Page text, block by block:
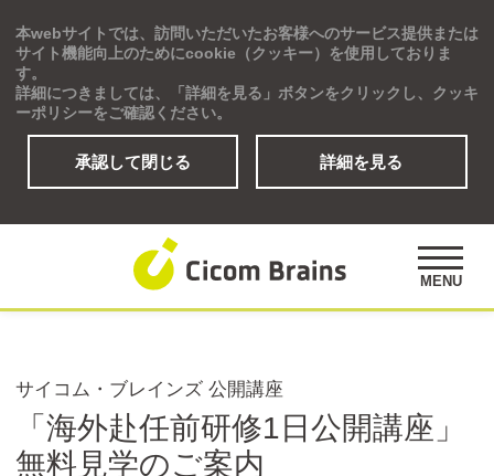
本webサイトでは、訪問いただいたお客様へのサービス提供または
サイト機能向上のためにcookie（クッキー）を使用しておりま
す。
詳細につきましては、「詳細を見る」ボタンをクリックし、クッキ
ーポリシーをご確認ください。
承認して閉じる 詳細を見る
MENU
Global
アセスメント
公開講座 事例紹介 オピニオンズ
デジタルラーニングサイト
サイコム・ブレインズ 公開講座
「海外赴任前研修1日公開講座」
無料見学のご案内